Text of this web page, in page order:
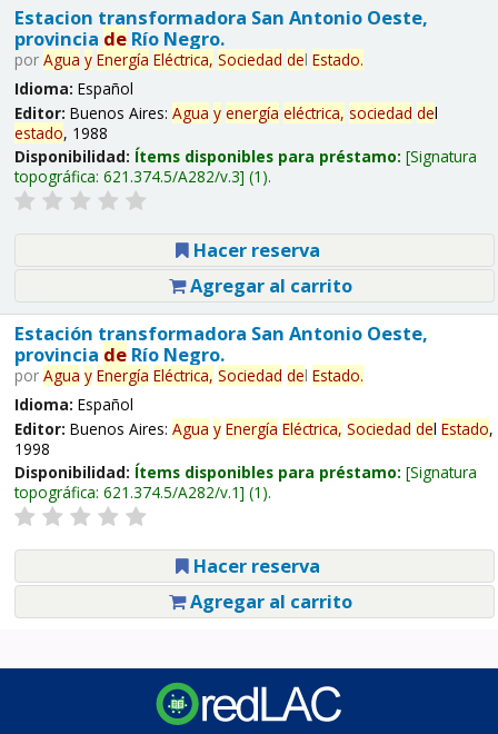
Estacion transformadora San Antonio Oeste,
provincia deRío Negro.
por Agua y Energía Eléctrica, Sociedad del Estado.
Idioma: Español
Editor: Buenos Aires: Agua y energía eléctrica, sociedad del
estado, 1988
Disponibilidad: Ítems disponibles para préstamo: Signatura
topográfica: 621.374.5/A282/v.3 (1).
Hacer reserva
Agregar al carrito
Estación transformadora San Antonio Oeste,
provincia deRío Negro.
por Agua y Energía Eléctrica, Sociedad del Estado.
Idioma: Español
Editor: Buenos Aires: Agua y Energía Eléctrica, Sociedad del Estado,
1998
Disponibilidad: Ítems disponibles para préstamo: Signatura
topográfica: 621.374.5/A282/v.1 (1).
Hacer reserva
Agregar al carrito